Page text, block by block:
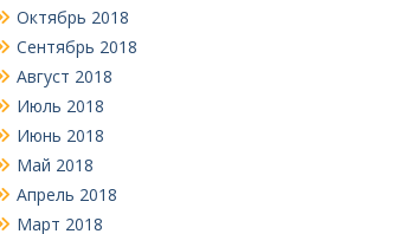
Октябрь 2018
Сентябрь 2018
Август 2018
Июль 2018
Июнь 2018
Май 2018
Апрель 2018
Март 2018